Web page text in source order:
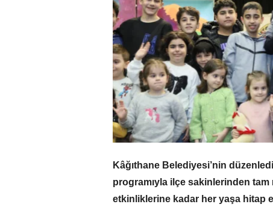
Kâğıthane Belediyesi’nin
programıyla ilçe sakinlerinden
etkinliklerine kadar her yaşa hitap